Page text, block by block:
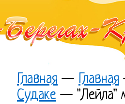
Главная — Главная
Судаке — "Лейла"